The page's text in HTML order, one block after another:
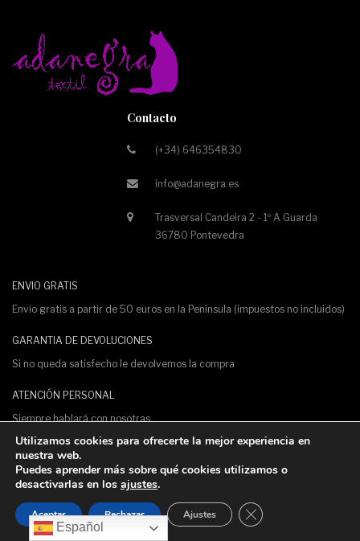
Contacto
(+34) 646354830
info@adanegra.es
Trasversal Candeira 2 - 1º A Guarda
36780 Pontevedra
ENVIO GRATIS
Envio gratis a partir de 50 euros en la Península (impuestos no incluidos)
GARANTIA DE DEVOLUCIONES
Si no queda satisfecho le devolvemos la compra
ATENCIÓN PERSONAL
Siempre hablará con nosotras.
PAGO 100% SEGURO
Pagos protegidos con certificado de seguridad SSL
Diseño y desarrollo porSerboweb
Español
Utilizamos cookies para ofrecerte la mejor experiencia en
nuestra web.
Puedes aprender más sobre qué cookies utilizamos o
desactivarlas en los ajustes.
Aceptar Rechazar Ajustes Cerrar el banner de